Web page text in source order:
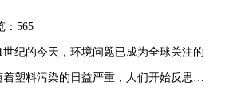
的众多展品中，电动滑板车以其小巧
作简单的特点，吸引了众多参观者的...
大开眼界，更让我们对环保有了全新的理
：565
的今天，环境问题已成为全球关注的
塑料污染的日益严重，人们开始反思并
可持续的生活方式。在这一背景下，环保